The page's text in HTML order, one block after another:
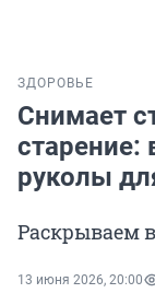
ЗДОРОВЬЕ
Снимает
старение:
руколы
Раскрываем
13 июня 2026, 20:00